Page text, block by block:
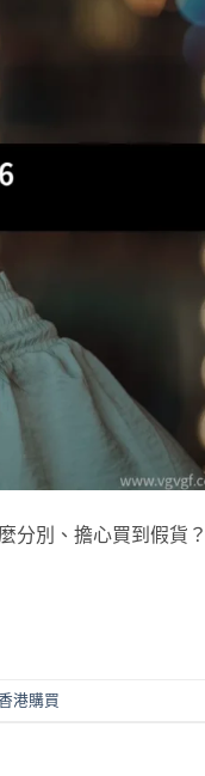
分別、擔心買到假貨
港購買